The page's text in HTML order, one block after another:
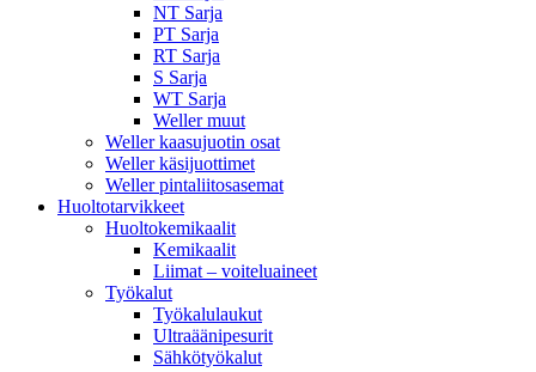
NT Sarja
PT Sarja
RT Sarja
S Sarja
WT Sarja
Weller muut
Weller kaasujuotin osat
Weller käsijuottimet
Weller pintaliitosasemat
Huoltotarvikkeet
Huoltokemikaalit
Kemikaalit
Liimat – voiteluaineet
Työkalut
Työkalulaukut
Ultraäänipesurit
Sähkötyökalut